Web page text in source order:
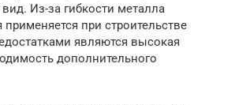
Из-за гибкости металла
при строительстве
являются высокая
дополнительного